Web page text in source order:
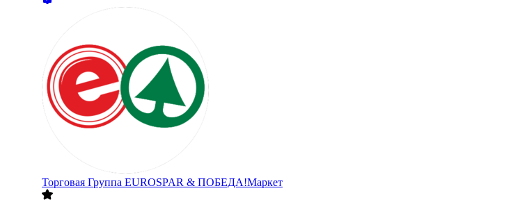
Торговая Группа EUROSPAR & ПОБЕДА!Маркет